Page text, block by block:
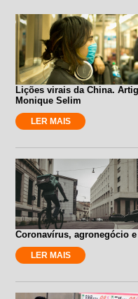
Lições virais da China.
Monique Selim
LER MAIS
Coronavírus, agronegócio
LER MAIS